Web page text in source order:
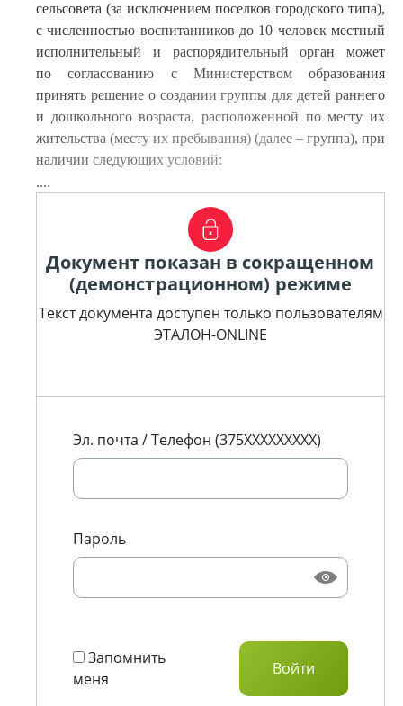
сельсовета (за исключением поселков городского типа),
с численностью воспитанников до 10 человек местный
исполнительный и распорядительный орган может
по согласованию с Министерством образования
принять решение о создании группы для детей раннего
и дошкольного возраста, расположенной по месту их
жительства (месту их пребывания) (далее – группа), при
наличии следующих условий:
....
Документ показан в сокращенном
(демонстрационном) режиме
Текст документа доступен только пользователям
ЭТАЛОН-ONLINE
Эл. почта / Телефон (375XXXXXXXXX)
Пароль
Запомнить
меня